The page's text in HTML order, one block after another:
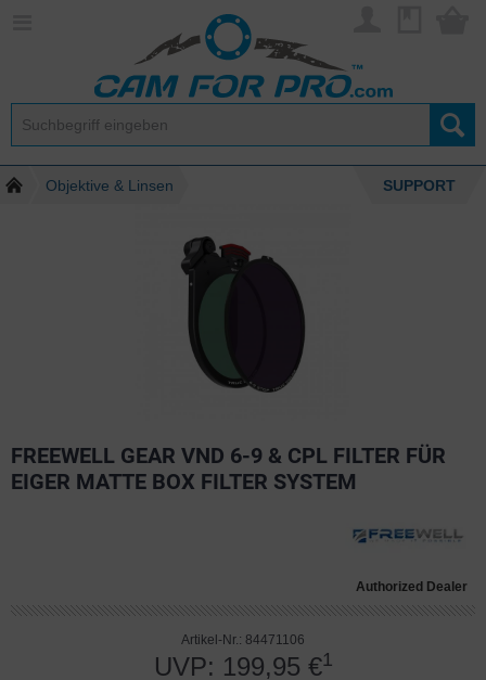
Objektive & Linsen SUPPORT
FREEWELL GEAR VND 6-9 & CPL FILTER FÜR
EIGER MATTE BOX FILTER SYSTEM
Authorized Dealer
Artikel-Nr.: 84471106
UVP: 199,95 €1